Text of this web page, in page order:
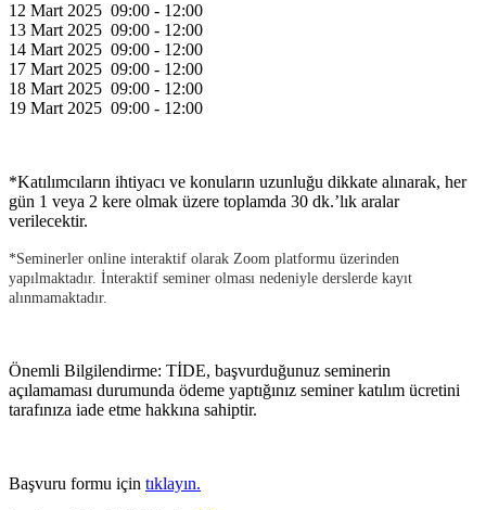
12 Mart 2025 09:00 - 12:00
13 Mart 2025 09:00 - 12:00
14 Mart 2025 09:00 - 12:00
17 Mart 2025 09:00 - 12:00
18 Mart 2025 09:00 - 12:00
19 Mart 2025 09:00 - 12:00
*Katılımcıların ihtiyacı ve konuların uzunluğu dikkate alınarak, her
gün 1 veya 2 kere olmak üzere toplamda 30 dk.’lık aralar
verilecektir.
*Seminerler online interaktif olarak Zoom platformu üzerinden
yapılmaktadır. İnteraktif seminer olması nedeniyle derslerde kayıt
alınmamaktadır.
Önemli Bilgilendirme: TİDE, başvurduğunuz seminerin
açılamaması durumunda ödeme yaptığınız seminer katılım ücretini
tarafınıza iade etme hakkına sahiptir.
Başvuru formu için tıklayın.